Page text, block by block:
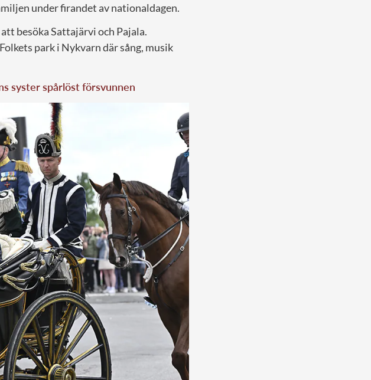
under firandet av nationaldagen.
besöka Sattajärvi och Pajala.
park i Nykvarn där sång, musik
syster spårlöst försvunnen